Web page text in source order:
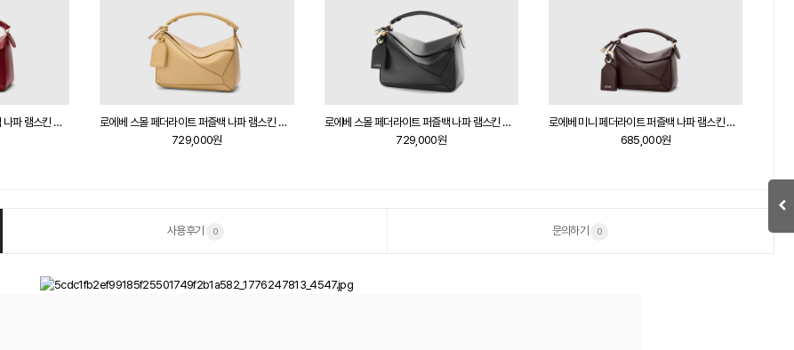
로에베 스몰 페더라이트 퍼즐백 나파 램스킨 번트 레드
로에베 스몰 페더라이트 퍼즐백 나파 램스킨 다크 버터
729,000원
로에베 스몰 페더라이트 퍼즐백 나파 램스킨 블랙
729,000원
로에베 미니 페더라이트 퍼즐백 나파 램스킨 다크 체스트넛
685,000원
사용후기 0 문의하기 0